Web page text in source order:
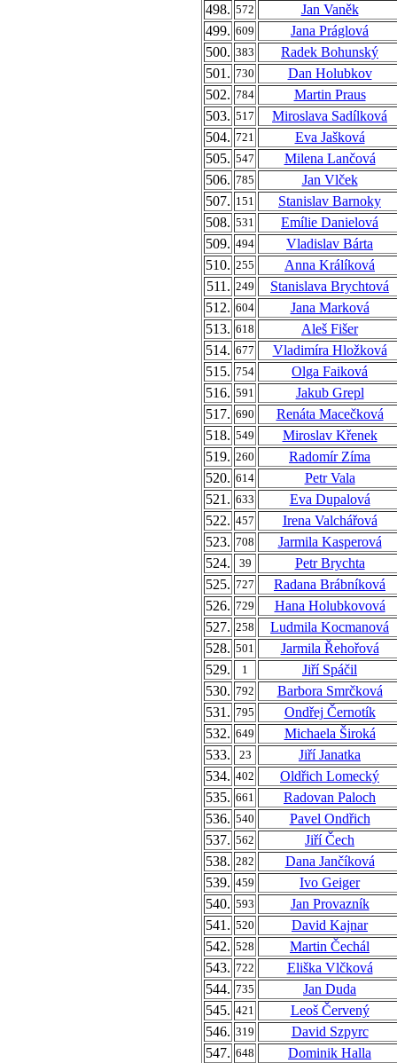
498. 572
Jan Vaněk
499. 609
Jana Práglová
500. 383
Radek Bohunský
501. 730
Dan Holubkov
502. 784
Martin Praus
503. 517
Miroslava Sadílková
504. 721
Eva Jašková
505. 547
Milena Lančová
506. 785
Jan Vlček
507. 151
Stanislav Barnoky
508. 531
Emílie Danielová
509. 494
Vladislav Bárta
510. 255
Anna Králíková
511. 249
Stanislava Brychtová
512. 604
Jana Marková
513. 618
Aleš Fišer
514. 677
Vladimíra Hložková
515. 754
Olga Faiková
516. 591
Jakub Grepl
517. 690
Renáta Macečková
518. 549
Miroslav Křenek
519. 260
Radomír Zíma
520. 614
Petr Vala
521. 633
Eva Dupalová
522. 457
Irena Valchářová
523. 708
Jarmila Kasperová
524.
39
Petr Brychta
525. 727
Radana Brábníková
526. 729
Hana Holubkovová
527. 258
Ludmila Kocmanová
528. 501
Jarmila Řehořová
529.
1
Jiří Spáčil
530. 792
Barbora Smrčková
531. 795
Ondřej Černotík
532. 649
Michaela Široká
533.
23
Jiří Janatka
534. 402
Oldřich Lomecký
535. 661
Radovan Paloch
536. 540
Pavel Ondřich
537. 562
Jiří Čech
538. 282
Dana Jančíková
539. 459
Ivo Geiger
540. 593
Jan Provazník
541. 520
David Kajnar
542. 528
Martin Čechál
543. 722
Eliška Vlčková
544. 735
Jan Duda
545. 421
Leoš Červený
546. 319
David Szpyrc
547. 648
Dominik Halla